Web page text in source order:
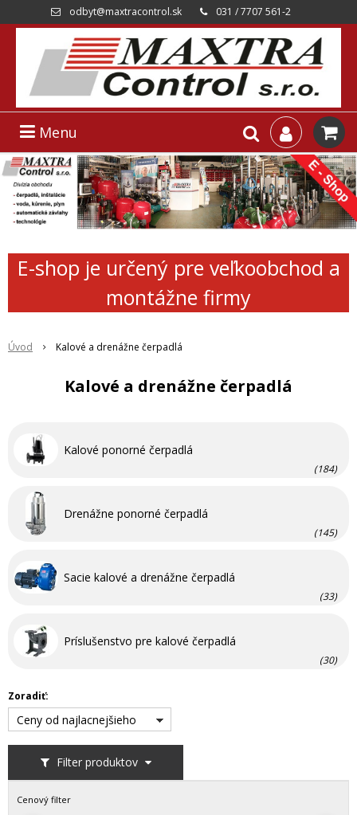
odbyt@maxtracontrol.sk 031 / 7707 561-2
Menu
E-shop je určený pre veľkoobchod a
montážne firmy
Úvod Kalové a drenážne čerpadlá
Kalové a drenážne čerpadlá
Kalové ponorné čerpadlá
(184)
Drenážne ponorné čerpadlá
(145)
Sacie kalové a drenážne čerpadlá
(33)
Príslušenstvo pre kalové čerpadlá
(30)
Filter produktov
Zoradiť:
Ceny od najlacnejšieho
Cenový filter